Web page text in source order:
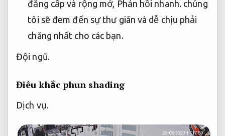
đẳng cấp và rộng mở, Phản hồi nhanh. chúng
tôi sẽ đem đến sự thư giãn và dễ chịu phải
chăng nhất cho các bạn.
Đội ngũ.
Điêu khắc phun shading
Dịch vụ.